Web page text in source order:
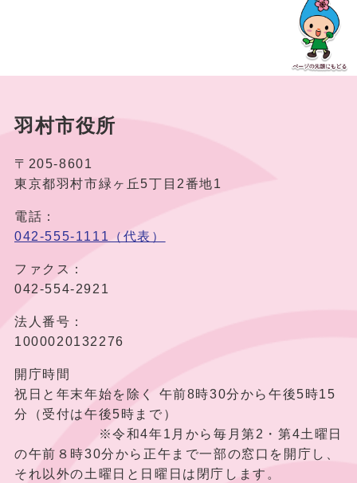
羽村市役所
〒205-8601
東京都羽村市緑ヶ丘5丁目2番地1
電話：
042-555-1111（代表）
ファクス：
042-554-2921
法人番号：
1000020132276
開庁時間
祝日と年末年始を除く 午前8時30分から午後5時15
分（受付は午後5時まで）
※令和4年1月から毎月第2・第4土曜日
の午前８時30分から正午まで一部の窓口を開庁し、
それ以外の土曜日と日曜日は閉庁します。